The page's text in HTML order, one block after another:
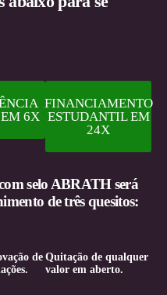
6X
FINANCIAMENTO
ESTUDANTIL EM
24X
selo ABRATH será
de três quesitos:
deQuitação de qualquer
valor em aberto.